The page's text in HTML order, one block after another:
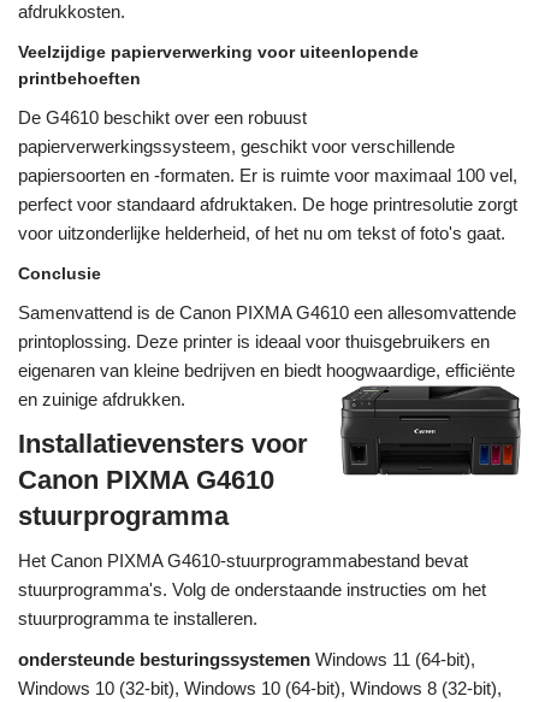
afdrukkosten.
Veelzijdige papierverwerking voor uiteenlopende
printbehoeften
De G4610 beschikt over een robuust
papierverwerkingssysteem, geschikt voor verschillende
papiersoorten en -formaten. Er is ruimte voor maximaal 100 vel,
perfect voor standaard afdruktaken. De hoge printresolutie zorgt
voor uitzonderlijke helderheid, of het nu om tekst of foto's gaat.
Conclusie
Samenvattend is de Canon PIXMA G4610 een allesomvattende
printoplossing. Deze printer is ideaal voor thuisgebruikers en
eigenaren van kleine bedrijven en biedt hoogwaardige, efficiënte
en zuinige afdrukken.
Installatievensters voor
Canon PIXMA G4610
stuurprogramma
Het Canon PIXMA G4610-stuurprogrammabestand bevat
stuurprogramma's. Volg de onderstaande instructies om het
stuurprogramma te installeren.
ondersteunde besturingssystemen Windows 11 (64-bit),
Windows 10 (32-bit), Windows 10 (64-bit), Windows 8 (32-bit),